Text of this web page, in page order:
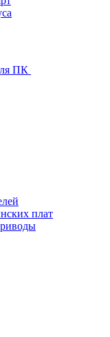
ПК
плат